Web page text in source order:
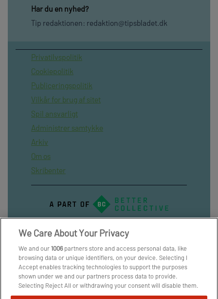
Har du en nyhed?
Tip redaktionen: redaktion@tipsbladet.dk
Privatilvspolitik
Cookiepolitik
Publiceringspolitik
Vilkår for brug af sitet
Spil ansvarligt
Administrer samtykke
Arkiv
Om os
Skribenter
We Care About Your Privacy
We and our1006partners store and access personal data, like
browsing data or unique identifiers, on your device. Selecting I
Accept enables tracking technologies to support the purposes
shown under we and our partners process data to provide.
Selecting Reject All or withdrawing your consent will disable them.
If trackers are disabled, some content and ads you see may not be